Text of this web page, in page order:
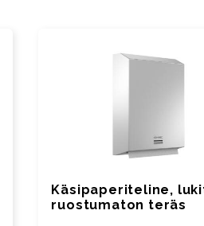
Käsipaperiteline,
ruostumaton teräs